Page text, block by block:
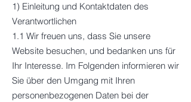
1) Einleitung und Kontaktdaten des
Verantwortlichen
1.1 Wir freuen uns, dass Sie unsere
Website besuchen, und bedanken uns für
Ihr Interesse. Im Folgenden informieren wir
Sie über den Umgang mit Ihren
personenbezogenen Daten bei der